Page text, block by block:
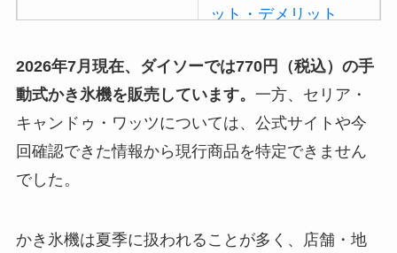
ット・デメリット
【100均】ダイソー/
セリア等でポイズン
リムーバーは買え
る？使い方や選び方
セリア等でフロアラ
2026年7月現在、ダイソーでは770円（税込）の手
動式かき氷機を販売しています。 一方、セリア・
キャンドゥ・ワッツについては、公式サイトや今
回確認できた情報から現行商品を特定できません
でした。
かき氷機は夏季に扱われることが多く、店舗・地